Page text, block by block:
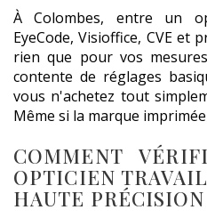
À Colombes, entre un
EyeCode, Visioffice, CVE et
rien que pour vos
contente de réglages
vous n'achetez tout
Même si la marque
COMMENT
OPTICIEN
HAUTE PRÉCISION